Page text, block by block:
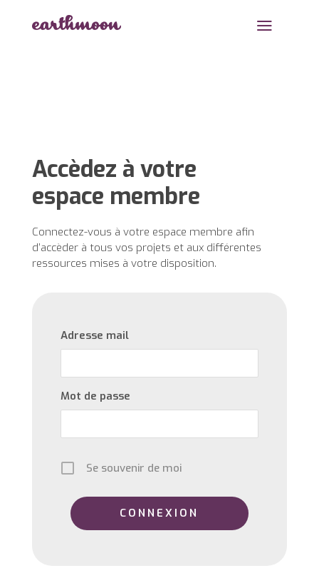
a
Adresse mail
Mot de passe
Se souvenir de moi
Accèdez à votre
espace membre
Connectez-vous à votre espace membre afin
d’accèder à tous vos projets et aux différentes
ressources mises à votre disposition.